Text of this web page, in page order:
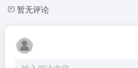
暂无评论